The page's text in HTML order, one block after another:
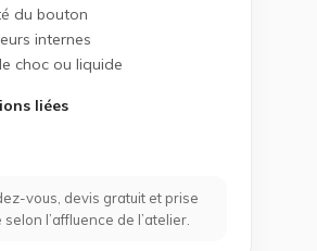
du bouton
internes
choc ou liquide
liées
vous, devis gratuit et prise
l’affluence de l’atelier.